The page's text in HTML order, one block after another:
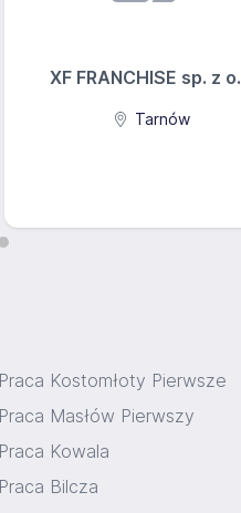
XF FRANCHISE sp. z
Tarnów
Praca Kostomłoty Pierwsze
Praca Masłów Pierwszy
Praca Kowala
Praca Bilcza